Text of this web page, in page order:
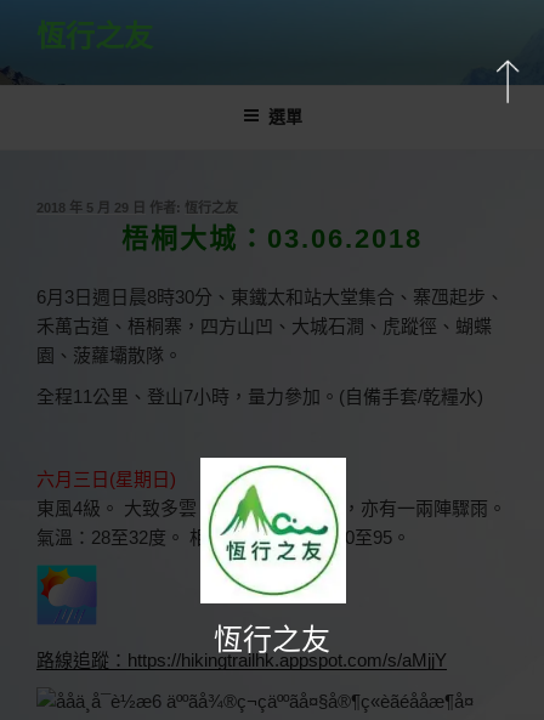
主
恆行之友
選單
發
2018 年 5 月 29 日 作者: 恆行之友
梧桐大城：03.06.2018
6月 3 日週日晨8時30分、東鐵太和站大堂集合、寨乪起步、
禾萬古道、梧桐寨，四方山凹、大城石澗、虎蹤徑、蝴蝶
園、菠蘿壩散隊。
全程11 公里、登山7小時，量力參加。 (自備手套/乾糧水)
六月三日(星期日)
東風4級。 大致多雲，短暫時間有陽光，亦有一兩陣驟雨。
氣溫：28至32度。 相對濕度：百分之70至95。
路線追蹤：https://hikingtrailhk.appspot.com/s/aMjjY
恆行之友